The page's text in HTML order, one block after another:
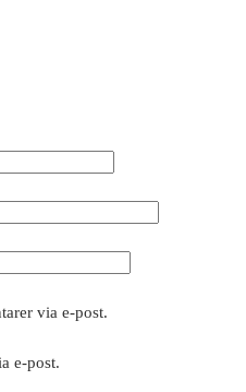
via e-post.
e-post.